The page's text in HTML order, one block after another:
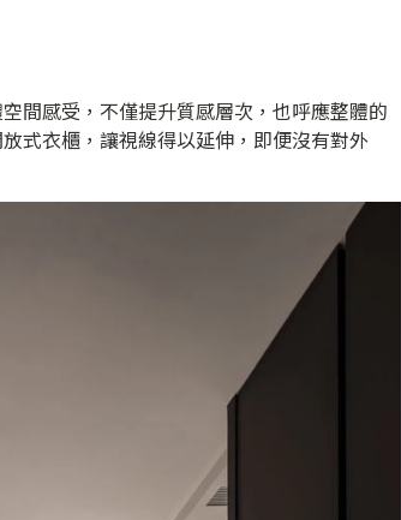
間感受，不僅提升質感層次，也呼應整體的
式衣櫃，讓視線得以延伸，即便沒有對外